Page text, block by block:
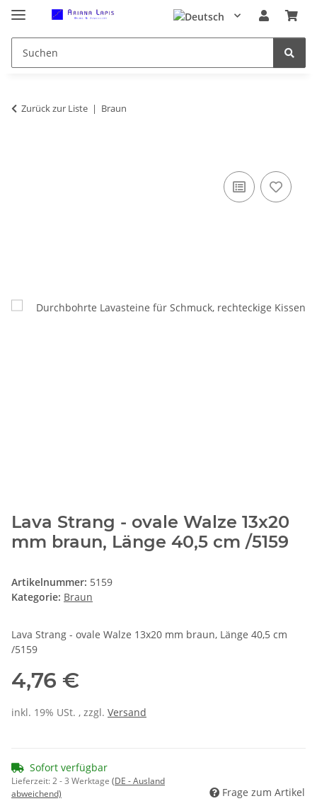
Zurück zur Liste Braun
Lava Strang - ovale Walze 13x20
mm braun, Länge 40,5 cm /5159
Artikelnummer: 5159
Kategorie: Braun
Lava Strang - ovale Walze 13x20 mm braun, Länge 40,5 cm
/5159
4,76 €
inkl. 19% USt. , zzgl. Versand
Sofort verfügbar
Lieferzeit:2 - 3 Werktage (DE - Ausland
abweichend)
Frage zum Artikel